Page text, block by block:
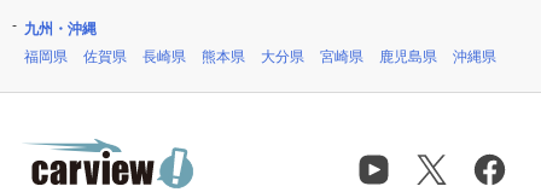
九州・沖縄
福岡県
佐賀県 長崎県 熊本県 大分県 宮崎県 鹿児島県 沖縄県